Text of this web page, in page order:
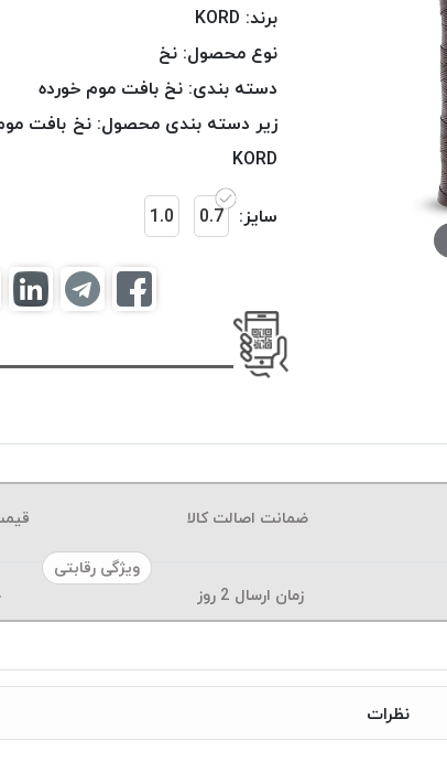
برند: KORD
نوع محصول: نخ
دسته بندی: نخ بافت موم خورده
زیر دسته بندی محصول: نخ بافت
KORD
سایز: 0.7
1.0
ضمانت اصالت کالا
ویژگی رقابتی
زمان ارسال 2 روز
نظرات